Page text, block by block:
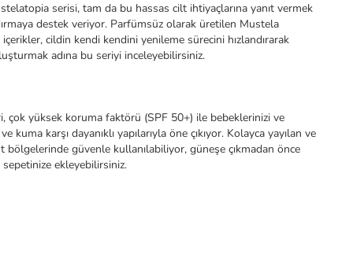
serisi, tam da bu hassas cilt ihtiyaçlarına yanıt vermek
destek veriyor. Parfümsüz olarak üretilen Mustela
cildin kendi kendini yenileme sürecini hızlandırarak
adına bu seriyi inceleyebilirsiniz.
çok yüksek koruma faktörü (SPF 50+) ile bebeklerinizi ve
karşı dayanıklı yapılarıyla öne çıkıyor. Kolayca yayılan ve
güvenle kullanılabiliyor, güneşe çıkmadan önce
ekleyebilirsiniz.